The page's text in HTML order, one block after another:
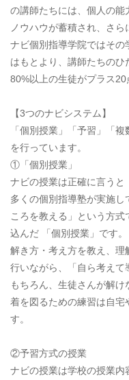
の講師たちには、個人の能
ノウハウが蓄積され、さら
ナビ個別指導学院ではその
はもとより、講師たちのひ
80%以上の生徒がプラス20
【3つのナビシステム】
「個別授業」「予習」「
を行っています。
①「個別授業」
ナビの授業は正確に言うと
多くの個別指導塾が実施し
ころを教える」という方
込んだ 「個別授業」です。
解き方・考え方を教え、理
行いながら、「自ら考えて
もちろん、生徒さんが解
着を図るための練習は自宅
す。
②予習方式の授業
ナビの授業は学校の授業